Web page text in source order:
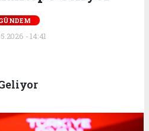
- 14:41